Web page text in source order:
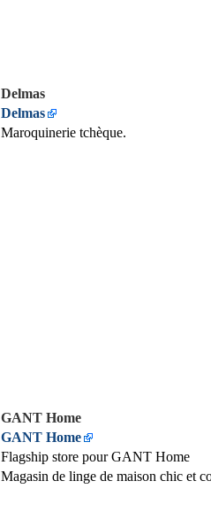
Delmas
Delmas
Maroquinerie tchèque.
GANT Home
GANT Home
Flagship store pour GANT Home
Magasin de linge de maison chic et